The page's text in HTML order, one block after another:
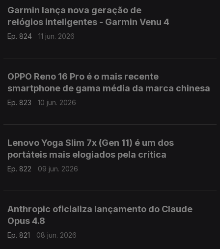
Garmin lança nova geração de
relógios inteligentes - Garmin Venu 4
Ep. 824 11 jun. 2026
OPPO Reno 16 Pro é o mais recente
smartphone de gama média da marca chinesa
Ep. 823 10 jun. 2026
Lenovo Yoga Slim 7x (Gen 11) é um dos
portáteis mais elogiados pela crítica
Ep. 822 09 jun. 2026
Anthropic oficializa lançamento do Claude
Opus 4.8
Ep. 821 08 jun. 2026